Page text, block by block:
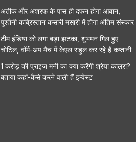
अतीक और अशरफ के पास ही दफन होगा आबान,
पुश्तैनी कब्रिस्तान कसारी मसारी में होगा अंतिम संस्कार
टीम इंडिया को लगा बड़ा झटका, शुभमन गिल हुए
चोटिल, वॉर्म-अप मैच में केएल राहुल कर रहे हैं कप्तानी
1 करोड़ की प्राइज मनी का क्या करेंगी श्रेया कालरा?
बताया कहां-कैसे करने वाली हैं इन्वेस्ट